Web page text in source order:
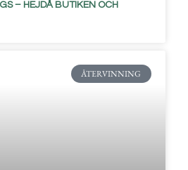
– HEJDÅ BUTIKEN OCH
ÅTERVINNING